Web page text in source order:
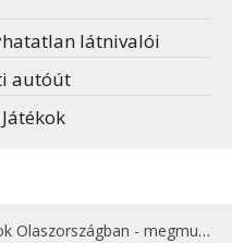
látnivalói
autóút
- megmutatjuk a 15 legjobbat